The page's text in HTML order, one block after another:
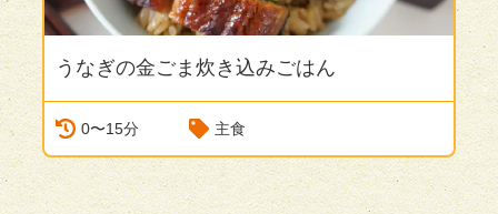
うなぎの金ごま炊き込みごはん
0〜15分 主食